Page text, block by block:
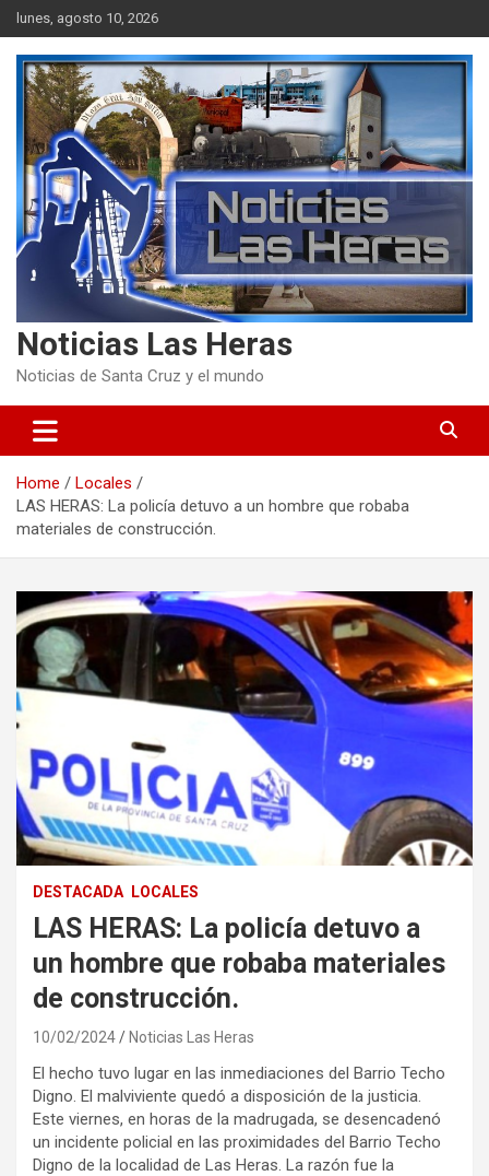
Skip
to
content
lunes, agosto 10, 2026
Noticias Las Heras
Noticias de Santa Cruz y el mundo
Home
Locales
LAS HERAS: La policía detuvo a un hombre que robaba
materiales de construcción.
DESTACADA LOCALES
LAS HERAS: La policía detuvo a
un hombre que robaba materiales
de construcción.
10/02/2024 Noticias Las Heras
El hecho tuvo lugar en las inmediaciones del Barrio Techo
Digno. El malviviente quedó a disposición de la justicia.
Este viernes, en horas de la madrugada, se desencadenó
un incidente policial en las proximidades del Barrio Techo
Digno de la localidad de Las Heras. La razón fue la